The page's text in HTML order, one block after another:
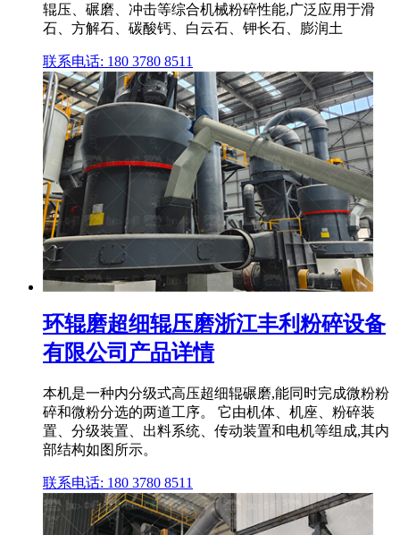
辊压、碾磨、冲击等综合机械粉碎性能,广泛应用于滑
石、方解石、碳酸钙、白云石、钾长石、膨润土
联系电话: 180 3780 8511
环辊磨超细辊压磨浙江丰利粉碎设备
有限公司产品详情
本机是一种内分级式高压超细辊碾磨,能同时完成微粉粉
碎和微粉分选的两道工序。 它由机体、机座、粉碎装
置、分级装置、出料系统、传动装置和电机等组成,其内
部结构如图所示。
联系电话: 180 3780 8511